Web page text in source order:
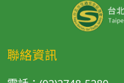
聯絡資訊